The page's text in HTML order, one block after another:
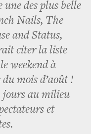
des plus belle
Nails, The
and Status,
citer la liste
weekend à
mois d’août !
jours au milieu
et